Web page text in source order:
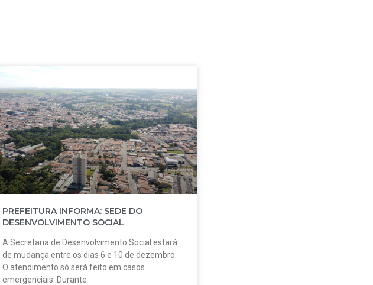
PREFEITURA INFORMA: SEDE DO
DESENVOLVIMENTO SOCIAL
A Secretaria de Desenvolvimento Social estará
de mudança entre os dias 6 e 10 de dezembro.
O atendimento só será feito em casos
emergenciais. Durante